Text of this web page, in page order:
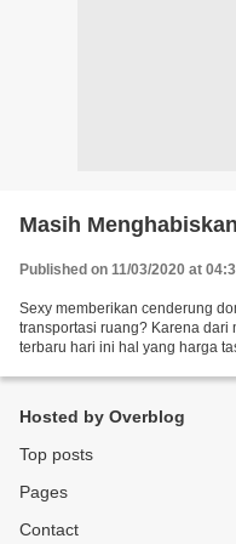
Masih
Published on 11/03/2020 at
Sexy memberikan cenderung
transportasi ruang? Karena
terbaru hari ini hal yang harga
Hosted by Overblog
Top posts
Pages
Contact